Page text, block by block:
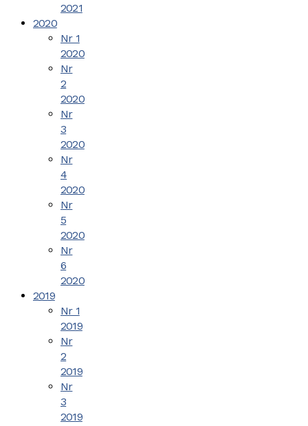
2021
2020
Nr 1
2020
Nr
2
2020
Nr
3
2020
Nr
4
2020
Nr
5
2020
Nr
6
2020
2019
Nr 1
2019
Nr
2
2019
Nr
3
2019